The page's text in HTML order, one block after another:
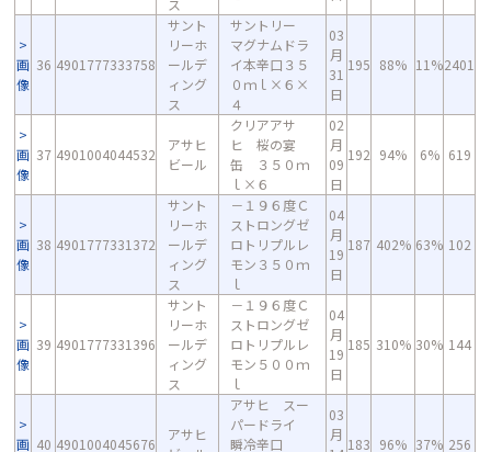
ス
画
像
36 4901777333758
サント
リーホ
ールデ
ィング
ス
サントリー
マグナムドラ
イ本辛口３５
０ｍｌ×６×
４
03
月
31
日
195 88% 11%2401
画
像
37 4901004044532
アサヒ
ビール
クリアアサ
ヒ 桜の宴
缶 ３５０ｍ
ｌ×６
02
月
09
日
192 94% 6% 619
画
像
38 4901777331372
サント
リーホ
ールデ
ィング
ス
－１９６度Ｃ
ストロングゼ
ロトリプルレ
モン３５０ｍ
ｌ
04
月
19
日
187 402% 63% 102
画
像
39 4901777331396
サント
リーホ
ールデ
ィング
ス
－１９６度Ｃ
ストロングゼ
ロトリプルレ
モン５００ｍ
ｌ
04
月
19
日
185 310% 30% 144
画 40 4901004045676
アサヒ
アサヒ スー
パードライ
瞬冷辛口
03
月
183 96% 37% 256